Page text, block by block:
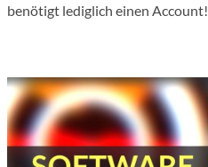
benötigt lediglich einen Account!